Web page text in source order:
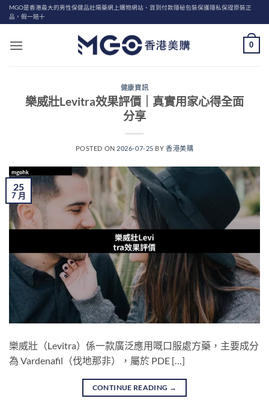
Skip
to
MGO是香港最大的男性保健品壯陽藥網上購物網站、貨到付款隱秘包裝保護隱私保證原裝正
品，假一賠十
0
健康資訊
樂威壯Levitra效果評價｜真實用家心得全面
分享
POSTED ON 2026-07-25 BY香港美購
25
7 月
樂威壯（Levitra）係一款廣泛應用嘅口服處方藥，主要成分
為 Vardenafil（伐地那非），屬於 PDE […]
CONTINUE READING →